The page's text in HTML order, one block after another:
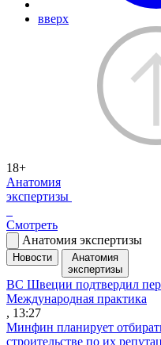
вверх
18+
Анатомия
экспертизы
Смотреть
Анатомия экспертизы
Новости
Анатомия
экспертизы
ВС Швеции подтвердил
Международная практика
, 13:27
Минфин планирует
строительстве по их